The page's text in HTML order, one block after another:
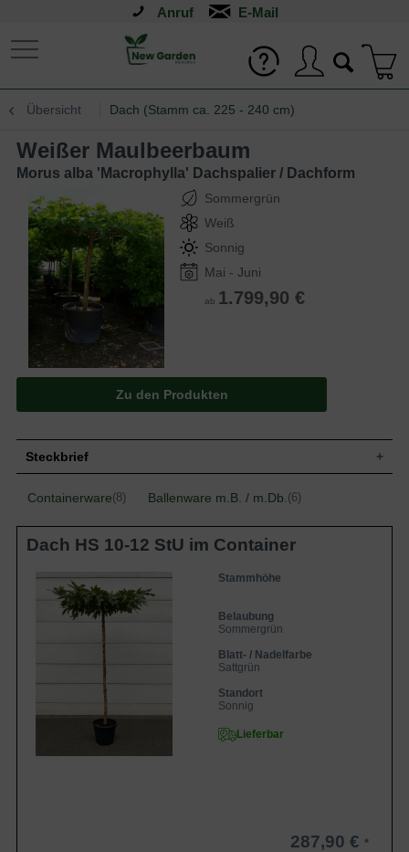
Anruf
Übersicht Dach (Stamm ca. 225 - 240 cm)
Weißer Maulbeerbaum
Morus alba 'Macrophylla' Dachspalier / Dachform
Sommergrün
Weiß
Sonnig
Mai - Juni
ab 1.799,90 €
Zu den Produkten
Steckbrief
Wuchs
Kleiner Baum, sparrige Krone; bis zu 8 m
Blatt
Sattgrün, 5-7 lappig, bis zu 14 cm lang
Blüte
Weiß
Boden
Durchlässige, nährstoffeiche Böden
Standort
Sonnig
Eigenschaften
Interessantes und malerisches
Containerware(8) Ballenware m.B. / m.Db. (6)
Dach HS 10-12 StU im Container
Stammhöhe
Belaubung
Sommergrün
Blatt- / Nadelfarbe
Sattgrün
Standort
Sonnig
Lieferbar
287,90 €